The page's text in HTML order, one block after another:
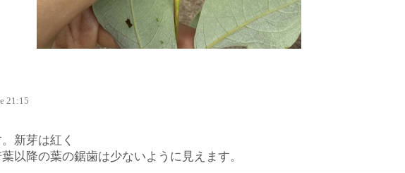
21:15
新芽は紅く
以降の葉の鋸歯は少ないように見えます。